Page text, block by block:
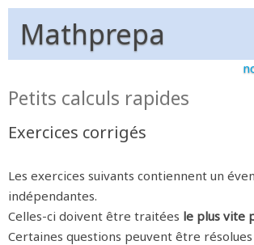
Mathprepa
Petits calculs rapides
Exercices corrigés
Les exercices suivants contiennent un
indépendantes.
Celles-ci doivent être traitées le plus vite
Certaines questions peuvent être